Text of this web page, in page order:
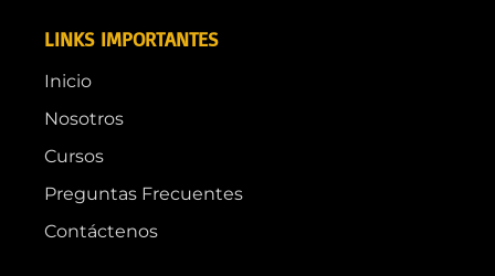
LINKS IMPORTANTES
Inicio
Nosotros
Cursos
Preguntas Frecuentes
Contáctenos